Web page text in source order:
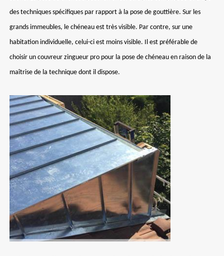
des techniques spécifiques par rapport à la pose de gouttière. Sur les
grands immeubles, le chéneau est très visible. Par contre, sur une
habitation individuelle, celui-ci est moins visible. Il est préférable de
choisir un couvreur zingueur pro pour la pose de chéneau en raison de la
maîtrise de la technique dont il dispose.